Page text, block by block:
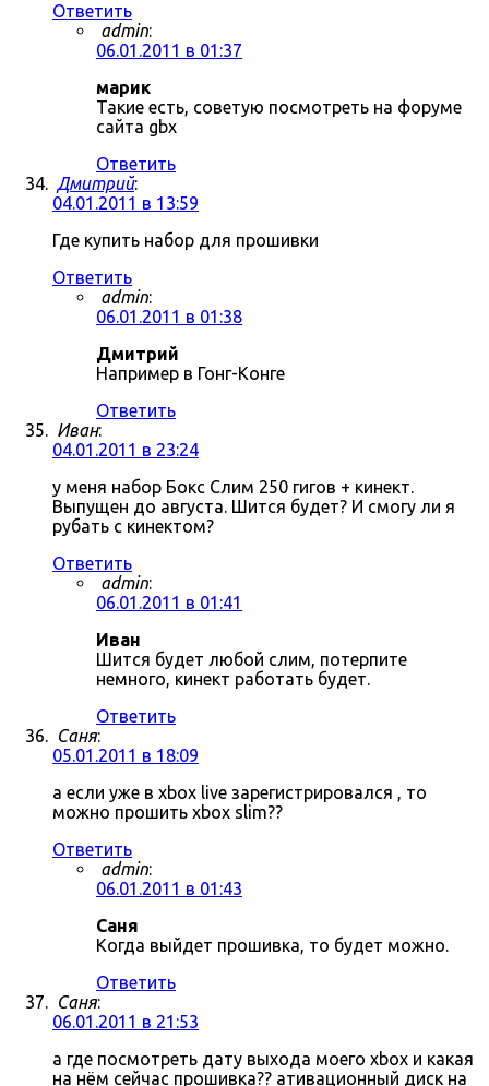
Ответить
admin:
06.01.2011 в 01:37
марик
Такие есть, советую посмотреть на форуме
сайта gbx
Ответить
Дмитрий:
04.01.2011 в 13:59
Где купить набор для прошивки
Ответить
admin:
06.01.2011 в 01:38
Дмитрий
Например в Гонг-Конге
Ответить
Иван:
04.01.2011 в 23:24
у меня набор Бокс Слим 250 гигов + кинект.
Выпущен до августа. Шится будет? И смогу ли я
рубать с кинектом?
Ответить
admin:
06.01.2011 в 01:41
Иван
Шится будет любой слим, потерпите
немного, кинект работать будет.
Ответить
Саня:
05.01.2011 в 18:09
а если уже в xbox live зарегистрировался , то
можно прошить xbox slim??
Ответить
admin:
06.01.2011 в 01:43
Саня
Когда выйдет прошивка, то будет можно.
Ответить
Саня:
06.01.2011 в 21:53
а где посмотреть дату выхода моего xbox и какая
на нём сейчас прошивка?? ативационный диск на